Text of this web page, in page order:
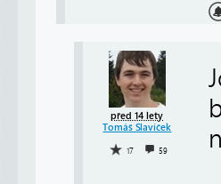
před 14 lety
Tomáš Slavíček
17 59